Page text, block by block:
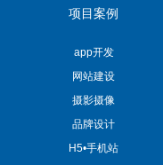
项目案例
app开发
网站建设
摄影摄像
品牌设计
H5•手机站